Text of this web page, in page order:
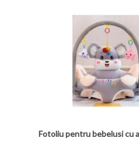
Fotoliu pentru bebelusi cu